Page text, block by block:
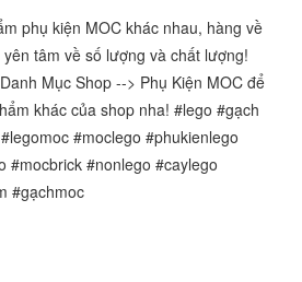
phụ kiện MOC khác nhau, hàng về
tâm về số lượng và chất lượng!
Mục Shop --> Phụ Kiện MOC để
khác của shop nha! #lego #gạch
#moclego #phukienlego
#mocbrick #nonlego #caylego
#gạchmoc